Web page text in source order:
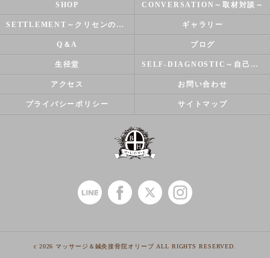
SHOP CONVERSATION～取材対談～
SETTLEMENT～クリセンのズバリ解決シリーズ～ ギャラリー
Q＆A ブログ
生径堂 SELF-DIAGNOSTIC～自己診断～
アクセス お問い合わせ
プライバシーポリシー サイトマップ
c 2026 マッサージ＆鍼灸接骨院オリーブ ALL RIGHTS RESERVED.